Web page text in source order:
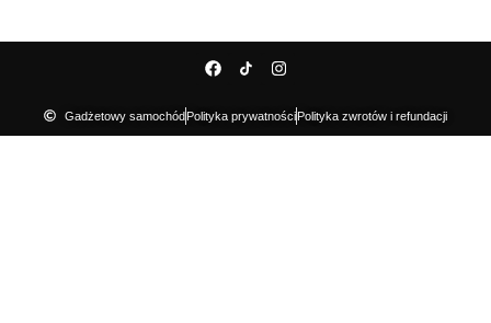
Gadżetowy samochódPolityka prywatnościPolityka zwrotów i refundacji